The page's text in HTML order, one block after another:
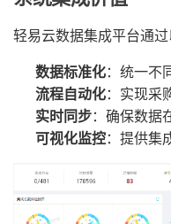
轻易云数据集成平台通过
数据标准化：统一不
流程自动化：实现采
实时同步：确保数据
可视化监控：提供集